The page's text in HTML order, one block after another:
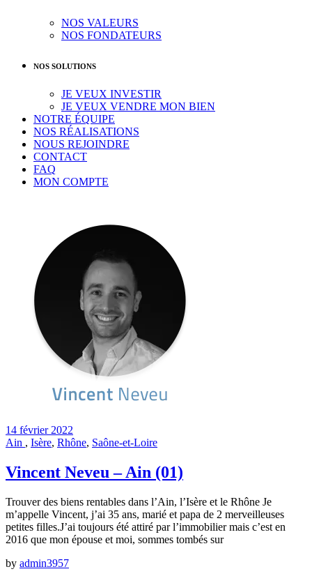
NOS VALEURS
NOS FONDATEURS
NOS SOLUTIONS
JE VEUX INVESTIR
JE VEUX VENDRE MON BIEN
NOTRE ÉQUIPE
NOS RÉALISATIONS
NOUS REJOINDRE
CONTACT
FAQ
MON COMPTE
14 février 2022
Ain , Isère, Rhône, Saône-et-Loire
Vincent Neveu – Ain (01)
Trouver des biens rentables dans l’Ain, l’Isère et le Rhône Je
m’appelle Vincent, j’ai 35 ans, marié et papa de 2 merveilleuses
petites filles.J’ai toujours été attiré par l’immobilier mais c’est en
2016 que mon épouse et moi, sommes tombés sur
by admin3957